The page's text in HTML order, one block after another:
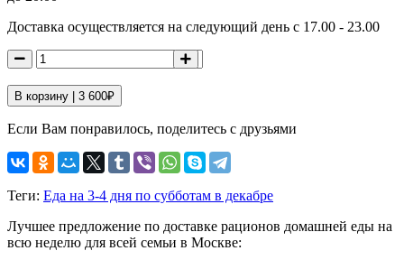
Доставка осуществляется на следующий день с 17.00 - 23.00
В корзину | 3 600₽
Если Вам понравилось, поделитесь с друзьями
Теги: Еда на 3-4 дня по субботам в декабре
Лучшее предложение по доставке рационов домашней еды на
всю неделю для всей семьи в Москве: